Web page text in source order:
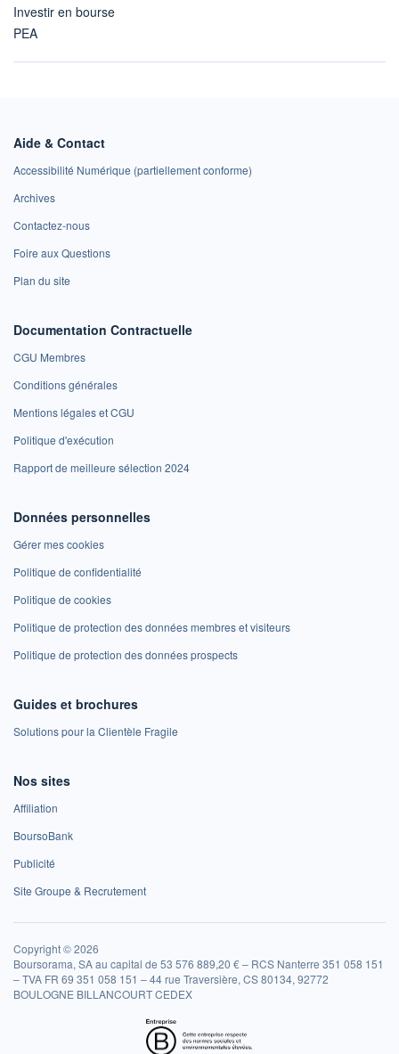
Investir en bourse
PEA
Aide & Contact
Accessibilité Numérique (partiellement conforme)
Archives
Contactez-nous
Foire aux Questions
Plan du site
Documentation Contractuelle
CGU Membres
Conditions générales
Mentions légales et CGU
Politique d'exécution
Rapport de meilleure sélection 2024
Données personnelles
Gérer mes cookies
Politique de confidentialité
Politique de cookies
Politique de protection des données membres et visiteurs
Politique de protection des données prospects
Guides et brochures
Solutions pour la Clientèle Fragile
Nos sites
Affiliation
BoursoBank
Publicité
Site Groupe & Recrutement
Copyright © 2026
Boursorama, SA au capital de 53 576 889,20 € – RCS Nanterre 351 058 151
– TVA FR 69 351 058 151 – 44 rue Traversière, CS 80134, 92772
BOULOGNE BILLANCOURT CEDEX